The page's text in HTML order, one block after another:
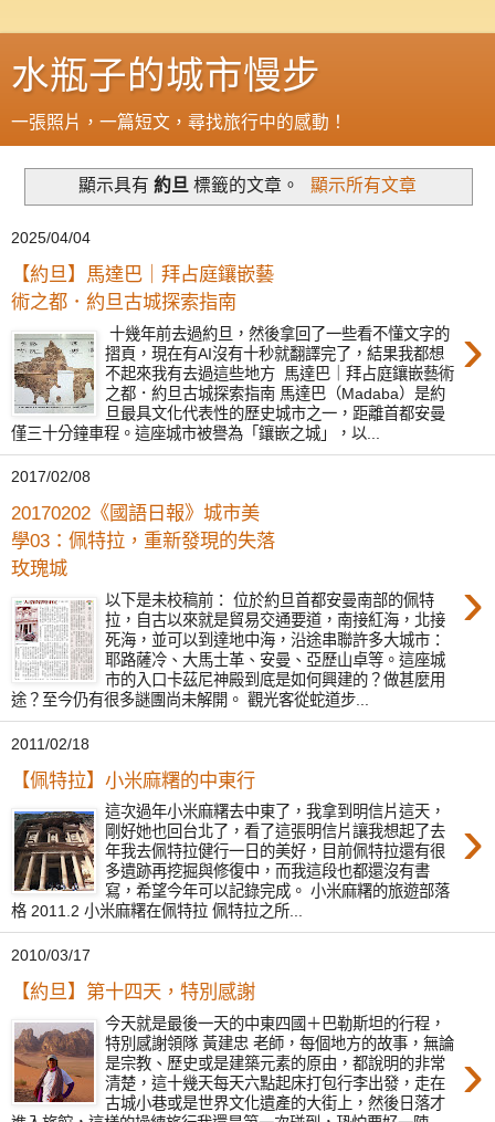
水瓶子的城市慢步
一張照片，一篇短文，尋找旅行中的感動！
顯示具有 約旦 標籤的文章。 顯示所有文章
2025/04/04
【約旦】馬達巴｜拜占庭鑲嵌藝
術之都．約旦古城探索指南
›
十幾年前去過約旦，然後拿回了一些看不懂文字的
摺頁，現在有AI沒有十秒就翻譯完了，結果我都想
不起來我有去過這些地方 馬達巴｜拜占庭鑲嵌藝術
之都．約旦古城探索指南 馬達巴（Madaba）是約
旦最具文化代表性的歷史城市之一，距離首都安曼
僅三十分鐘車程。這座城市被譽為「鑲嵌之城」，以...
2017/02/08
20170202《國語日報》城市美
學03：佩特拉，重新發現的失落
玫瑰城
›
以下是未校稿前： 位於約旦首都安曼南部的佩特
拉，自古以來就是貿易交通要道，南接紅海，北接
死海，並可以到達地中海，沿途串聯許多大城市：
耶路薩冷、大馬士革、安曼、亞歷山卓等。這座城
市的入口卡茲尼神殿到底是如何興建的？做甚麼用
途？至今仍有很多謎團尚未解開。 觀光客從蛇道步...
2011/02/18
【佩特拉】小米麻糬的中東行
›
這次過年小米麻糬去中東了，我拿到明信片這天，
剛好她也回台北了，看了這張明信片讓我想起了去
年我去佩特拉健行一日的美好，目前佩特拉還有很
多遺跡再挖掘與修復中，而我這段也都還沒有書
寫，希望今年可以記錄完成。 小米麻糬的旅遊部落
格 2011.2 小米麻糬在佩特拉 佩特拉之所...
2010/03/17
【約旦】第十四天，特別感謝
›
今天就是最後一天的中東四國＋巴勒斯坦的行程，
特別感謝領隊 黃建忠 老師，每個地方的故事，無論
是宗教、歷史或是建築元素的原由，都說明的非常
清楚，這十幾天每天六點起床打包行李出發，走在
古城小巷或是世界文化遺產的大街上，然後日落才